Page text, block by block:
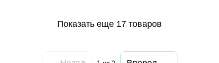
Показать еще 17 товаров